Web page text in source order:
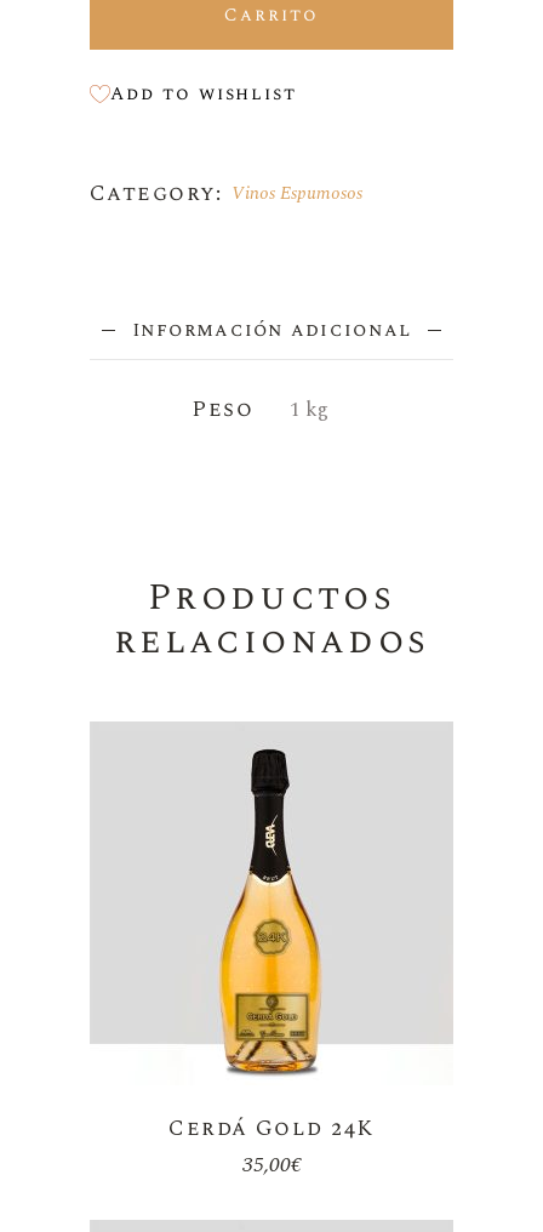
Carrito
Add to wishlist
Category: Vinos Espumosos
Información adicional
Peso 1 kg
Productos
relacionados
Cerdá Gold 24K
35,00€